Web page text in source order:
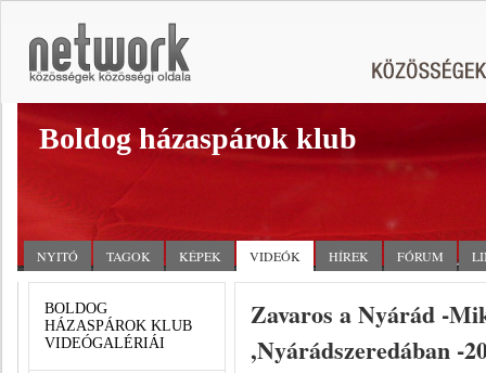
Boldog házaspárok klub
NYITÓ TAGOK KÉPEK VIDEÓK HÍREK FÓRUM
BOLDOG
HÁZASPÁROK KLUB
VIDEÓGALÉRIÁI
Zavaros a Nyárád -
,Nyárádszeredában -